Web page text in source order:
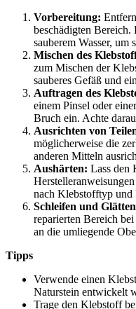
Vorbereitung:
beschädigten Bereich.
sauberem Wasser, um
Mischen des
zum Mischen der
sauberes Gefäß und
Auftragen des
einem Pinsel oder
Bruch ein. Achte
Ausrichten von
möglicherweise die
anderen Mitteln
Aushärten: Lass den
nach Klebstofftyp und
Schleifen und
reparierten Bereich
an die umliegende
Tipps
Verwende einen
Naturstein entwickelt
Trage den Klebstoff